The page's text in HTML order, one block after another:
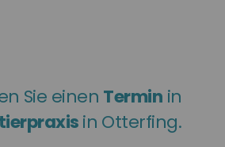
Sie einen Termin in
in Otterfing.